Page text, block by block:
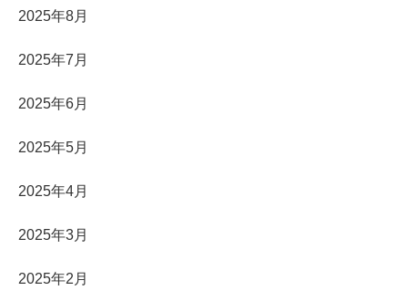
2025年8月
2025年7月
2025年6月
2025年5月
2025年4月
2025年3月
2025年2月